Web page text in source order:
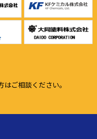
ご相談ください。